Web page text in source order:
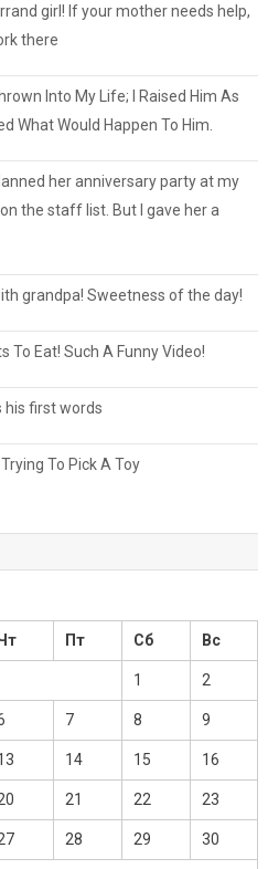
girl! If your mother needs help,
there
Into My Life; I Raised Him As
What Would Happen To Him.
her anniversary party at my
the staff list. But I gave her a
grandpa! Sweetness of the day!
To Eat! Such A Funny Video!
his first words
To Pick A Toy
Пт Сб Вс
1 2
7 8 9
14 15 16
21 22 23
28 29 30